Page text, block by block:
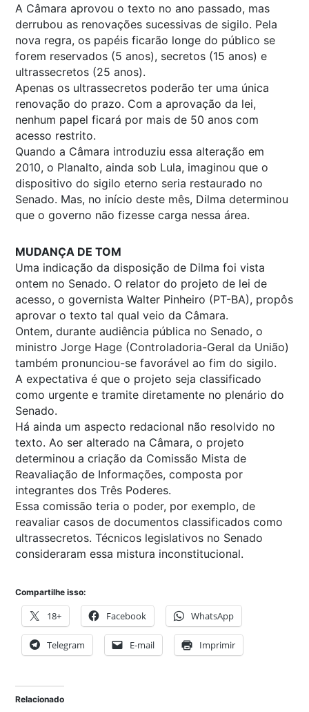
A Câmara aprovou o texto no ano passado, mas
derrubou as renovações sucessivas de sigilo. Pela
nova regra, os papéis ficarão longe do público se
forem reservados (5 anos), secretos (15 anos) e
ultrassecretos (25 anos).
Apenas os ultrassecretos poderão ter uma única
renovação do prazo. Com a aprovação da lei,
nenhum papel ficará por mais de 50 anos com
acesso restrito.
Quando a Câmara introduziu essa alteração em
2010, o Planalto, ainda sob Lula, imaginou que o
dispositivo do sigilo eterno seria restaurado no
Senado. Mas, no início deste mês, Dilma determinou
que o governo não fizesse carga nessa área.
MUDANÇA DE TOM
Uma indicação da disposição de Dilma foi vista
ontem no Senado. O relator do projeto de lei de
acesso, o governista Walter Pinheiro (PT-BA), propôs
aprovar o texto tal qual veio da Câmara.
Ontem, durante audiência pública no Senado, o
ministro Jorge Hage (Controladoria-Geral da União)
também pronunciou-se favorável ao fim do sigilo.
A expectativa é que o projeto seja classificado
como urgente e tramite diretamente no plenário do
Senado.
Há ainda um aspecto redacional não resolvido no
texto. Ao ser alterado na Câmara, o projeto
determinou a criação da Comissão Mista de
Reavaliação de Informações, composta por
integrantes dos Três Poderes.
Essa comissão teria o poder, por exemplo, de
reavaliar casos de documentos classificados como
ultrassecretos. Técnicos legislativos no Senado
consideraram essa mistura inconstitucional.
Compartilhe isso:
18+ Facebook WhatsApp
Telegram E-mail Imprimir
Relacionado